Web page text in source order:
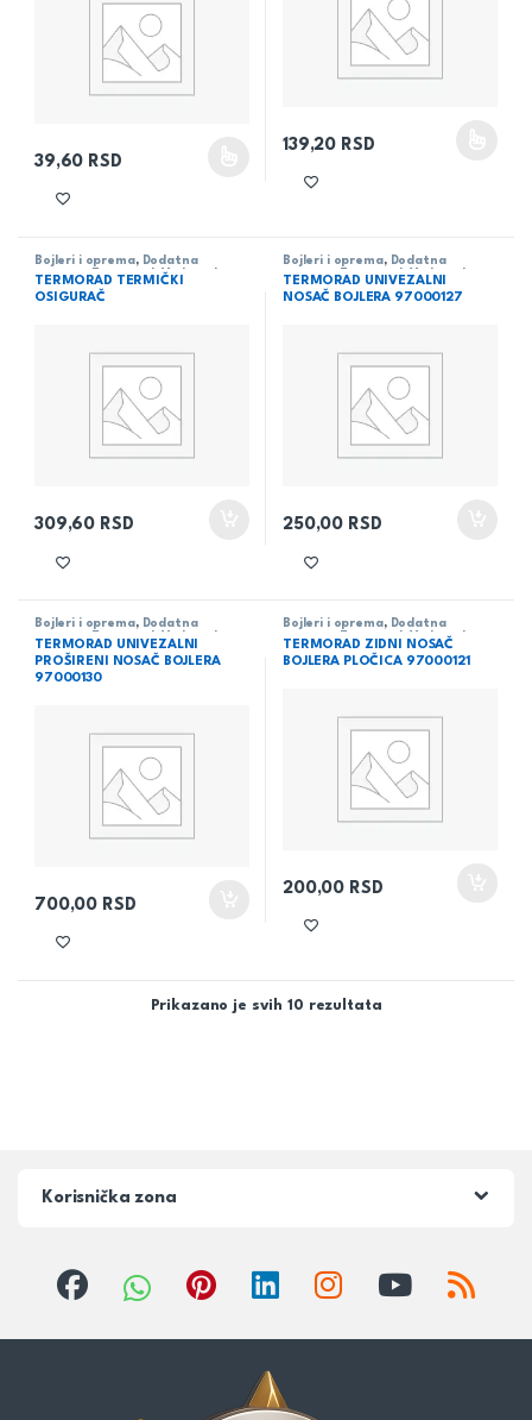
39,60 RSD
Ovaj proizvod ima više varijanti. Opcije mogu biti izabrane na
139,20 RSD
Ovaj proizvod ima više
Bojleri i oprema, Dodatna
oprema ,Termorad, Vodovod
TERMORAD TERMIČKI
OSIGURAČ
309,60 RSD
Bojleri i oprema, Dodatna
oprema ,Termorad,Vodovod
TERMORAD UNIVEZALNI
NOSAČ BOJLERA 97000127
250,00 RSD
Bojleri i oprema, Dodatna
oprema ,Termorad,Vodovod
TERMORAD UNIVEZALNI
PROŠIRENI NOSAČ BOJLERA
97000130
700,00 RSD
Bojleri i oprema, Dodatna
oprema ,Termorad ,Vodovod
TERMORAD ZIDNI NOSAČ
BOJLERA PLOČICA 97000121
200,00 RSD
Prikazano je svih 10 rezultata
Korisnička zona